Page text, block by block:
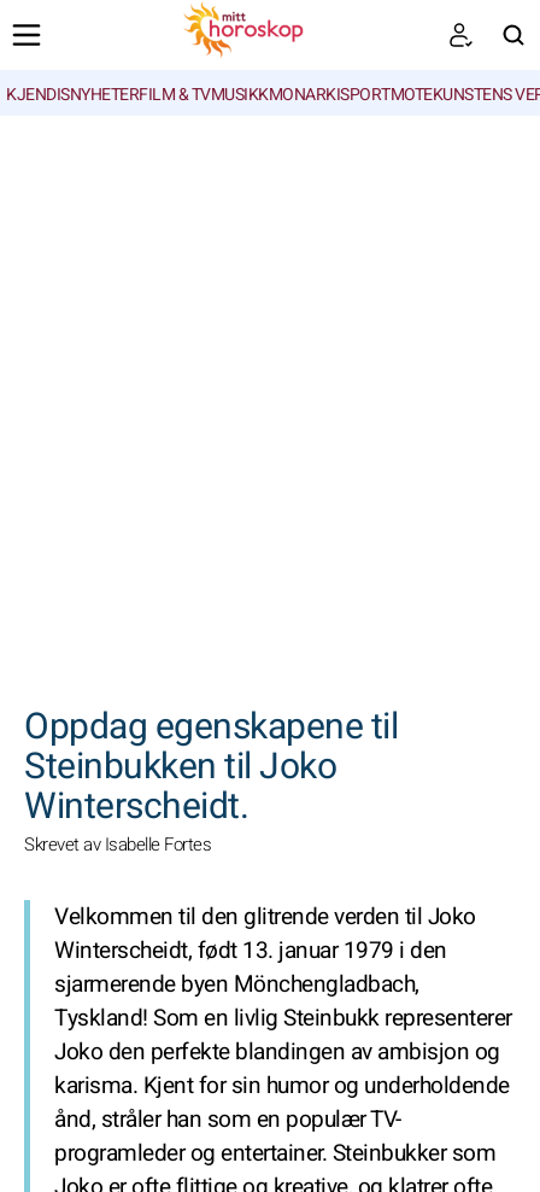
KJENDISNYHETERFILM & TVMUSIKKMONARKISPORTMOTEKUNSTENS
Oppdag egenskapene til
Steinbukken til Joko
Winterscheidt.
Skrevet av Isabelle Fortes
Velkommen til den glitrende verden til Joko
Winterscheidt, født 13. januar 1979 i den
sjarmerende byen Mönchengladbach,
Tyskland! Som en livlig Steinbukk representerer
Joko den perfekte blandingen av ambisjon og
karisma. Kjent for sin humor og underholdende
ånd, stråler han som en populær TV-
programleder og entertainer. Steinbukker som